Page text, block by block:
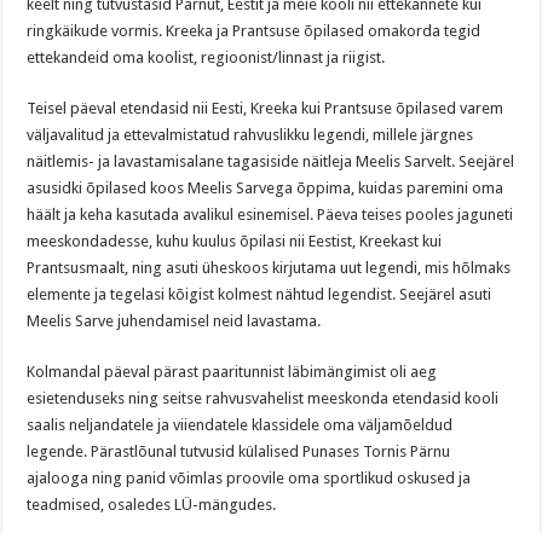
keelt ning tutvustasid Pärnut, Eestit ja meie kooli nii ettekannete kui
ringkäikude vormis. Kreeka ja Prantsuse õpilased omakorda tegid
ettekandeid oma koolist, regioonist/linnast ja riigist.
Teisel päeval etendasid nii Eesti, Kreeka kui Prantsuse õpilased varem
väljavalitud ja ettevalmistatud rahvuslikku legendi, millele järgnes
näitlemis- ja lavastamisalane tagasiside näitleja Meelis Sarvelt. Seejärel
asusidki õpilased koos Meelis Sarvega õppima, kuidas paremini oma
häält ja keha kasutada avalikul esinemisel. Päeva teises pooles jaguneti
meeskondadesse, kuhu kuulus õpilasi nii Eestist, Kreekast kui
Prantsusmaalt, ning asuti üheskoos kirjutama uut legendi, mis hõlmaks
elemente ja tegelasi kõigist kolmest nähtud legendist. Seejärel asuti
Meelis Sarve juhendamisel neid lavastama.
Kolmandal päeval pärast paaritunnist läbimängimist oli aeg
esietenduseks ning seitse rahvusvahelist meeskonda etendasid kooli
saalis neljandatele ja viiendatele klassidele oma väljamõeldud
legende. Pärastlõunal tutvusid külalised Punases Tornis Pärnu
ajalooga ning panid võimlas proovile oma sportlikud oskused ja
teadmised, osaledes LÜ-mängudes.